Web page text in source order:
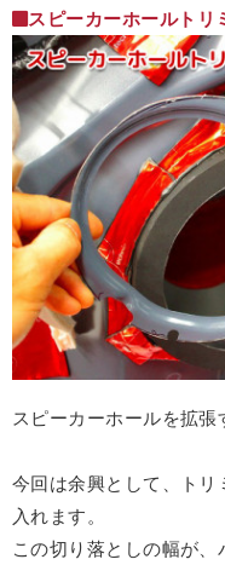
スピーカーホールトリ
スピーカーホールを拡張
今回は余興として、ト
入れます。
この切り落としの幅が